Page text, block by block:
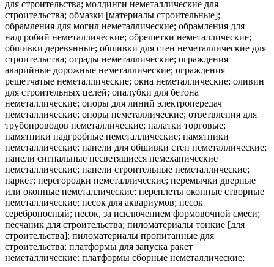
для строительства; молдинги неметаллические для
строительства; обмазки [материалы строительные];
обрамления для могил неметаллические; обрамления для
надгробий неметаллические; обрешетки неметаллические;
обшивки деревянные; обшивки для стен неметаллические для
строительства; ограды неметаллические; ограждения
аварийные дорожные неметаллические; ограждения
решетчатые неметаллические; окна неметаллические; оливин
для строительных целей; опалубки для бетона
неметаллические; опоры для линий электропередач
неметаллические; опоры неметаллические; ответвления для
трубопроводов неметаллические; палатки торговые;
памятники надгробные неметаллические; памятники
неметаллические; панели для обшивки стен неметаллические;
панели сигнальные несветящиеся немеханические
неметаллические; панели строительные неметаллические;
паркет; перегородки неметаллические; перемычки дверные
или оконные неметаллические; переплеты оконные створные
неметаллические; песок для аквариумов; песок
сереброносный; песок, за исключением формовочной смеси;
песчаник для строительства; пиломатериалы тонкие [для
строительства]; пиломатериалы пропитанные для
строительства; платформы для запуска ракет
неметаллические; платформы сборные неметаллические;